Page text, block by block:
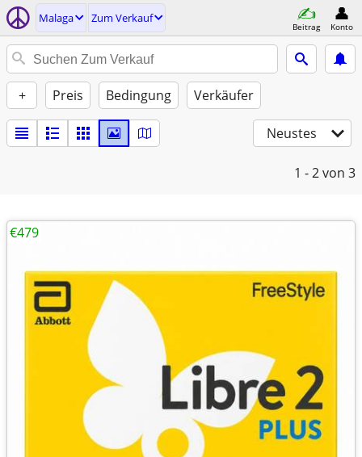
Malaga Zum Verkauf
Beitrag Konto
+ Preis Bedingung Verkäufer
Neustes
1 - 2von 3
€479